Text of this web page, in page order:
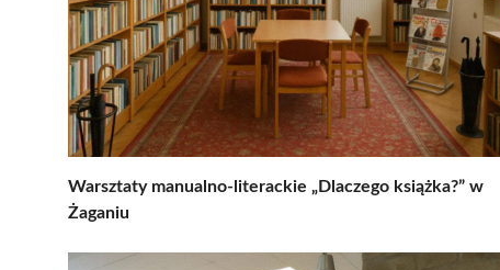
Warsztaty manualno-literackie „Dlaczego książka?” w
Żaganiu